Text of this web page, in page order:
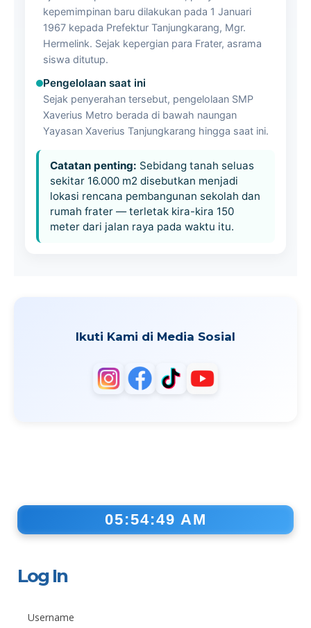
kepemimpinan baru dilakukan pada 1 Januari
1967 kepada Prefektur Tanjungkarang, Mgr.
Hermelink. Sejak kepergian para Frater, asrama
siswa ditutup.
Pengelolaan saat ini
Sejak penyerahan tersebut, pengelolaan SMP
Xaverius Metro berada di bawah naungan
Yayasan Xaverius Tanjungkarang hingga saat ini.
Catatan penting: Sebidang tanah seluas
sekitar 16.000 m2 disebutkan menjadi
lokasi rencana pembangunan sekolah dan
rumah frater — terletak kira-kira 150
meter dari jalan raya pada waktu itu.
Ikuti Kami di Media Sosial
05:54:49 AM
Log In
Username